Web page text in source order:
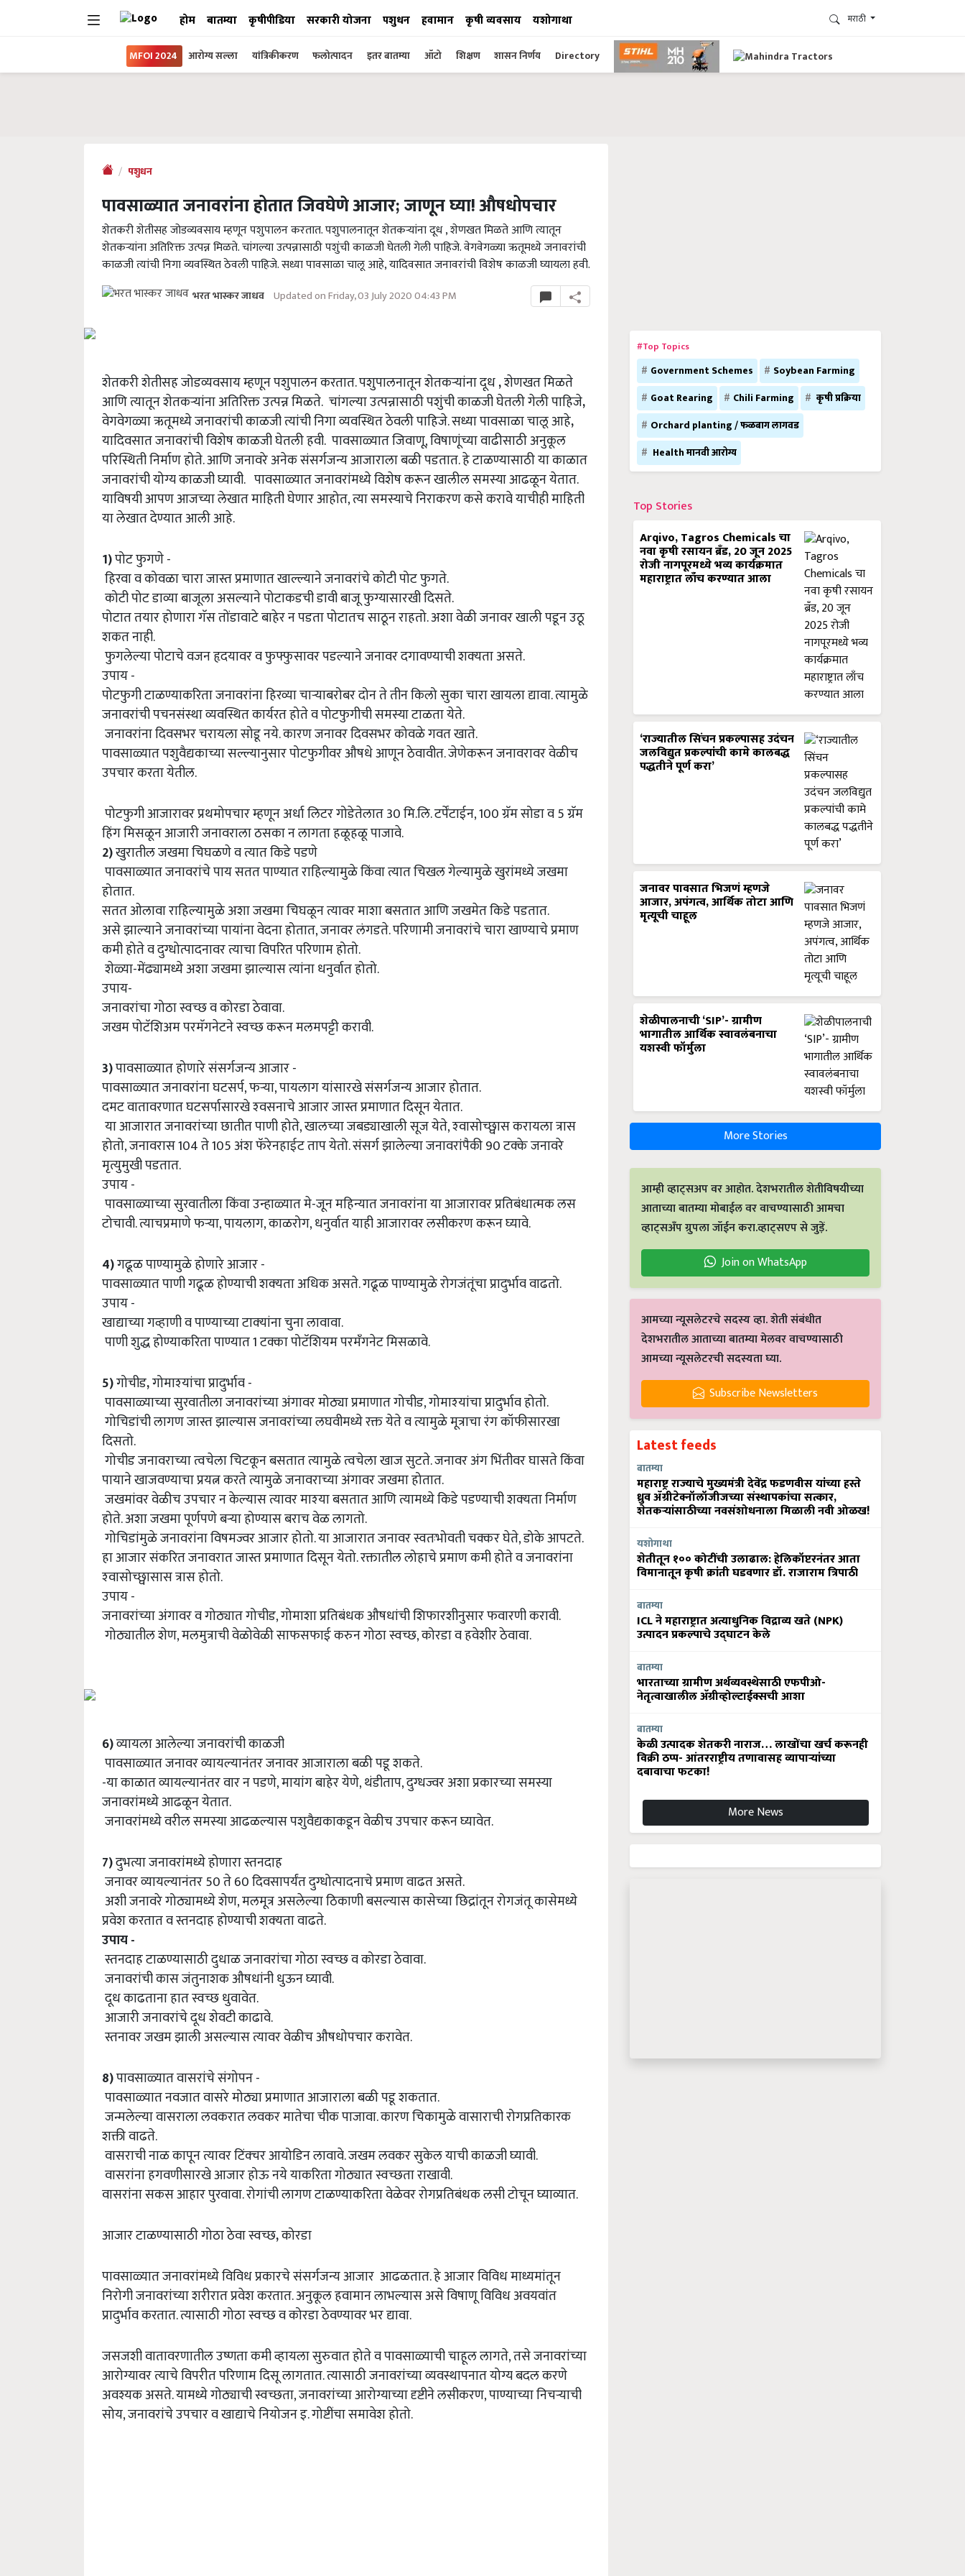
होम बातम्या कृषीपीडिया सरकारी योजना पशुधन हवामान कृषी व्यवसाय यशोगाथा मराठी
MFOI 2024 आरोग्य सल्ला यांत्रिकीकरण फलोत्पादन इतर बातम्या ऑटो शिक्षण शासन निर्णय Directory
पशुधन
पावसाळ्यात जनावरांना होतात जिवघेणे आजार; जाणून घ्या! औषधोपचार
शेतकरी शेतीसह जोडव्यवसाय म्हणून पशुपालन करतात. पशुपालनातून शेतकऱ्यांना दूध , शेणखत मिळते आणि त्यातून
शेतकऱ्यांना अतिरिक्त उत्पन्न मिळते. चांगल्या उत्पन्नासाठी पशुंची काळजी घेतली गेली पाहिजे. वेगवेगळ्या ऋतूमध्ये जनावरांची
काळजी त्यांची निगा व्यवस्थित ठेवली पाहिजे. सध्या पावसाळा चालू आहे, यादिवसात जनावरांची विशेष काळजी घ्यायला हवी.
भरत भास्कर जाधव Updated on Friday, 03 July 2020 04:43 PM
शेतकरी शेतीसह जोडव्यवसाय म्हणून पशुपालन करतात. पशुपालनातून शेतकऱ्यांना दूध,शेणखत मिळते
आणि त्यातून शेतकऱ्यांना अतिरिक्त उत्पन्न मिळते. चांगल्या उत्पन्नासाठी पशुंची काळजी घेतली गेली पाहिजे,
वेगवेगळ्या ऋतूमध्ये जनावरांची काळजी त्यांची निगा व्यवस्थित ठेवली पाहिजे. सध्या पावसाळा चालू आहे,
यादिवसात जनावरांची विशेष काळजी घेतली हवी. पावसाळ्यात जिवाणू, विषाणूंच्या वाढीसाठी अनुकूल
परिस्थिती निर्माण होते. आणि जनावरे अनेक संसर्गजन्य आजाराला बळी पडतात. हे टाळण्यासाठी या काळात
जनावरांची योग्य काळजी घ्यावी. पावसाळ्यात जनावरांमध्ये विशेष करून खालील समस्या आढळून येतात.
याविषयी आपण आजच्या लेखात माहिती घेणार आहोत, त्या समस्याचे निराकरण कसे करावे याचीही माहिती
या लेखात देण्यात आली आहे.
1)पोट फुगणे -
हिरवा व कोवळा चारा जास्त प्रमाणात खाल्ल्याने जनावरांचे कोटी पोट फुगते.
कोटी पोट डाव्या बाजूला असल्याने पोटाकडची डावी बाजू फुग्यासारखी दिसते.
पोटात तयार होणारा गॅस तोंडावाटे बाहेर न पडता पोटातच साठून राहतो. अशा वेळी जनावर खाली पडून उठू
शकत नाही.
फुगलेल्या पोटाचे वजन हृदयावर व फुफ्फुसावर पडल्याने जनावर दगावण्याची शक्‍यता असते.
उपाय -
पोटफुगी टाळण्याकरिता जनावरांना हिरव्या चाऱ्याबरोबर दोन ते तीन किलो सुका चारा खायला द्यावा. त्यामुळे
जनावरांची पचनसंस्था व्यवस्थित कार्यरत होते व पोटफुगीची समस्या टाळता येते.
जनावरांना दिवसभर चरायला सोडू नये. कारण जनावर दिवसभर कोवळे गवत खाते.
पावसाळ्यात पशुवैद्यकाच्या सल्ल्यानुसार पोटफुगीवर औषधे आणून ठेवावीत. जेणेकरून जनावरावर वेळीच
उपचार करता येतील.
पोटफुगी आजारावर प्रथमोपचार म्हणून अर्धा लिटर गोडेतेलात 30 मि.लि. टर्पेंटाईन, 100 ग्रॅम सोडा व 5 ग्रॅम
हिंग मिसळून आजारी जनावराला ठसका न लागता हळूहळू पाजावे.
2)खुरातील जखमा चिघळणे व त्यात किडे पडणे
पावसाळ्यात जनावरांचे पाय सतत पाण्यात राहिल्यामुळे किंवा त्यात चिखल गेल्यामुळे खुरांमध्ये जखमा
होतात.
सतत ओलावा राहिल्यामुळे अशा जखमा चिघळून त्यावर माशा बसतात आणि जखमेत किडे पडतात.
असे झाल्याने जनावरांच्या पायांना वेदना होतात, जनावर लंगडते. परिणामी जनावरांचे चारा खाण्याचे प्रमाण
कमी होते व दुग्धोत्पादनावर त्याचा विपरित परिणाम होतो.
शेळ्या-मेंढ्यामध्ये अशा जखमा झाल्यास त्यांना धनुर्वात होतो.
उपाय-
जनावरांचा गोठा स्वच्छ व कोरडा ठेवावा.
जखम पोटॅशिअम परमॅगनेटने स्वच्छ करून मलमपट्टी करावी.
3)पावसाळ्यात होणारे संसर्गजन्य आजार -
पावसाळ्यात जनावरांना घटसर्प, फऱ्या, पायलाग यांसारखे संसर्गजन्य आजार होतात.
दमट वातावरणात घटसर्पासारखे श्‍वसनाचे आजार जास्त प्रमाणात दिसून येतात.
या आजारात जनावरांच्या छातीत पाणी होते, खालच्या जबड्याखाली सूज येते, श्‍वासोच्छ्वास करायला त्रास
होतो, जनावरास 104 ते 105 अंश फॅरेनहाईट ताप येतो. संसर्ग झालेल्या जनावरांपैकी 90 टक्के जनावरे
मृत्युमुखी पडतात.
उपाय -
पावसाळ्याच्या सुरवातीला किंवा उन्हाळ्यात मे-जून महिन्यात जनावरांना या आजारावर प्रतिबंधात्मक लस
टोचावी. त्याचप्रमाणे फऱ्या, पायलाग, काळरोग, धनुर्वात याही आजारावर लसीकरण करून घ्यावे.
4)गढूळ पाण्यामुळे होणारे आजार -
पावसाळ्यात पाणी गढूळ होण्याची शक्‍यता अधिक असते. गढूळ पाण्यामुळे रोगजंतूंचा प्रादुर्भाव वाढतो.
उपाय -
खाद्याच्या गव्हाणी व पाण्याच्या टाक्‍यांना चुना लावावा.
पाणी शुद्ध होण्याकरिता पाण्यात 1 टक्का पोटॅशियम परमॅंगनेट मिसळावे.
5)गोचीड,गोमाश्‍यांचा प्रादुर्भाव -
पावसाळ्याच्या सुरवातीला जनावरांच्या अंगावर मोठ्या प्रमाणात गोचीड, गोमाश्‍यांचा प्रादुर्भाव होतो.
गोचिडांची लागण जास्त झाल्यास जनावरांच्या लघवीमध्ये रक्त येते व त्यामुळे मूत्राचा रंग कॉफीसारखा
दिसतो.
गोचीड जनावराच्या त्वचेला चिटकून बसतात त्यामुळे त्वचेला खाज सुटते. जनावर अंग भिंतीवर घासते किंवा
पायाने खाजवण्याचा प्रयत्न करते त्यामुळे जनावराच्या अंगावर जखमा होतात.
जखमांवर वेळीच उपचार न केल्यास त्यावर माश्‍या बसतात आणि त्यामध्ये किडे पडण्याची शक्‍यता निर्माण
होते. अशा जखमा पूर्णपणे बऱ्या होण्यास बराच वेळ लागतो.
गोचिडांमुळे जनावरांना विषमज्वर आजार होतो. या आजारात जनावर स्वतःभोवती चक्कर घेते, डोके आपटते.
हा आजार संकरित जनावरात जास्त प्रमाणात दिसून येतो. रक्तातील लोहाचे प्रमाण कमी होते व जनावरांना
श्‍वासोच्छ्वासास त्रास होतो.
उपाय -
जनावरांच्या अंगावर व गोठ्यात गोचीड, गोमाशा प्रतिबंधक औषधांची शिफारशीनुसार फवारणी करावी.
गोठ्यातील शेण, मलमुत्राची वेळोवेळी साफसफाई करुन गोठा स्वच्छ, कोरडा व हवेशीर ठेवावा.
6)व्यायला आलेल्या जनावरांची काळजी
पावसाळ्यात जनावर व्यायल्यानंतर जनावर आजाराला बळी पडू शकते.
-या काळात व्यायल्यानंतर वार न पडणे, मायांग बाहेर येणे, थंडीताप, दुग्धज्वर अशा प्रकारच्या समस्या
जनावरांमध्ये आढळून येतात.
जनावरांमध्ये वरील समस्या आढळल्यास पशुवैद्यकाकडून वेळीच उपचार करून घ्यावेत.
7)दुभत्या जनावरांमध्ये होणारा स्तनदाह
जनावर व्यायल्यानंतर 50 ते 60 दिवसापर्यंत दुग्धोत्पादनाचे प्रमाण वाढत असते.
अशी जनावरे गोठ्यामध्ये शेण, मलमूत्र असलेल्या ठिकाणी बसल्यास कासेच्या छिद्रांतून रोगजंतू कासेमध्ये
प्रवेश करतात व स्तनदाह होण्याची शक्‍यता वाढते.
उपाय -
स्तनदाह टाळण्यासाठी दुधाळ जनावरांचा गोठा स्वच्छ व कोरडा ठेवावा.
जनावरांची कास जंतुनाशक औषधांनी धुऊन घ्यावी.
दूध काढताना हात स्वच्छ धुवावेत.
आजारी जनावरांचे दूध शेवटी काढावे.
स्तनावर जखम झाली असल्यास त्यावर वेळीच औषधोपचार करावेत.
8)पावसाळ्यात वासरांचे संगोपन -
पावसाळ्यात नवजात वासरे मोठ्या प्रमाणात आजाराला बळी पडू शकतात.
जन्मलेल्या वासराला लवकरात लवकर मातेचा चीक पाजावा. कारण चिकामुळे वासाराची रोगप्रतिकारक
शक्ती वाढते.
वासराची नाळ कापून त्यावर टिंक्‍चर आयोडिन लावावे. जखम लवकर सुकेल याची काळजी घ्यावी.
वासरांना हगवणीसारखे आजार होऊ नये याकरिता गोठ्यात स्वच्छता राखावी.
वासरांना सकस आहार पुरवावा. रोगांची लागण टाळण्याकरिता वेळेवर रोगप्रतिबंधक लसी टोचून घ्याव्यात.
आजार टाळण्यासाठी गोठा ठेवा स्वच्छ,कोरडा
पावसाळ्यात जनावरांमध्ये विविध प्रकारचे संसर्गजन्य आजार आढळतात. हे आजार विविध माध्यमांतून
निरोगी जनावरांच्या शरीरात प्रवेश करतात. अनुकूल हवामान लाभल्यास असे विषाणू विविध अवयवांत
प्रादुर्भाव करतात. त्यासाठी गोठा स्वच्छ व कोरडा ठेवण्यावर भर द्यावा.
जसजशी वातावरणातील उष्णता कमी व्हायला सुरुवात होते व पावसाळ्याची चाहूल लागते, तसे जनावरांच्या
आरोग्यावर त्याचे विपरीत परिणाम दिसू लागतात. त्यासाठी जनावरांच्या व्यवस्थापनात योग्य बदल करणे
अवश्यक असते. यामध्ये गोठ्याची स्वच्छता, जनावरांच्या आरोग्याच्या दृष्टीने लसीकरण, पाण्याच्या निचऱ्याची
सोय, जनावरांचे उपचार व खाद्याचे नियोजन इ. गोष्टींचा समावेश होतो.
#Top Topics
Government Schemes
Soybean Farming
Goat Rearing
Chili Farming
कृषी प्रक्रिया
Orchard planting / फळबाग लागवड
Health मानवी आरोग्य
Top Stories
Arqivo, Tagros Chemicals चा
नवा कृषी रसायन ब्रँड, 20 जून 2025
रोजी नागपूरमध्ये भव्य कार्यक्रमात
महाराष्ट्रात लाँच करण्यात आला
‘राज्यातील सिंचन प्रकल्पासह उदंचन
जलविद्युत प्रकल्पांची कामे कालबद्ध
पद्धतीने पूर्ण करा’
जनावर पावसात भिजणं म्हणजे
आजार, अपंगत्व, आर्थिक तोटा आणि
मृत्यूची चाहूल
शेळीपालनाची ‘SIP’- ग्रामीण
भागातील आर्थिक स्वावलंबनाचा
यशस्वी फॉर्मुला
More Stories
आम्ही व्हाट्सअप वर आहोत. देशभरातील शेतीविषयीच्या
आताच्या बातम्या मोबाईल वर वाचण्यासाठी आमचा
व्हाट्सअँप ग्रुपला जॉईन करा.व्हाट्सएप से जुड़ें.
Join on WhatsApp
आमच्या न्यूसलेटरचे सदस्य व्हा. शेती संबंधीत
देशभरातील आताच्या बातम्या मेलवर वाचण्यासाठी
आमच्या न्यूसलेटरची सदस्यता घ्या.
Subscribe Newsletters
Latest feeds
बातम्या
महाराष्ट्र राज्याचे मुख्यमंत्री देवेंद्र फडणवीस यांच्या हस्ते
ध्रुव ॲग्रीटेक्नॉलॉजीजच्या संस्थापकांचा सत्कार,
शेतकऱ्यांसाठीच्या नवसंशोधनाला मिळाली नवी ओळख!
यशोगाथा
शेतीतून १०० कोटींची उलाढाल: हेलिकॉप्टरनंतर आता
विमानातून कृषी क्रांती घडवणार डॉ. राजाराम त्रिपाठी
बातम्या
ICL ने महाराष्ट्रात अत्याधुनिक विद्राव्य खते (NPK)
उत्पादन प्रकल्पाचे उद्घाटन केले
बातम्या
भारताच्या ग्रामीण अर्थव्यवस्थेसाठी एफपीओ-
नेतृत्वाखालील अ‍ॅग्रीव्होल्टाईक्सची आशा
बातम्या
केळी उत्पादक शेतकरी नाराज… लाखोंचा खर्च करूनही
विक्री ठप्प- आंतरराष्ट्रीय तणावासह व्यापाऱ्यांच्या
दबावाचा फटका!
More News